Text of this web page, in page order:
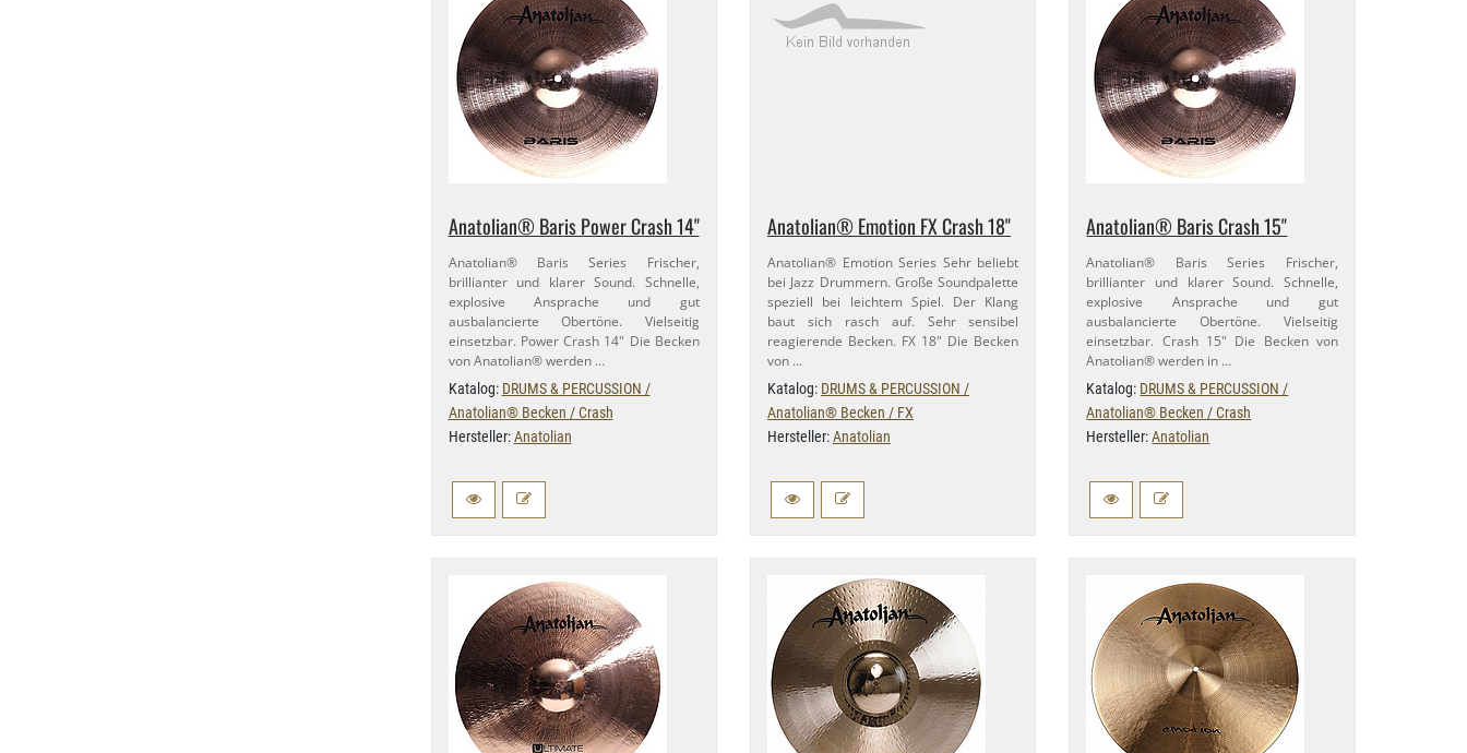
Anatolian® Baris Power Crash 14"
Anatolian® Baris Series Frischer,
brillianter und klarer Sound. Schnelle,
explosive Ansprache und gut
ausbalancierte Obertöne. Vielseitig
einsetzbar. Power Crash 14" Die Becken
von Anatolian® werden …
Katalog: DRUMS & PERCUSSION /
Anatolian® Becken / Crash
Hersteller:Anatolian
Anatolian® Emotion FX Crash 18"
Anatolian® Emotion Series Sehr beliebt
bei Jazz Drummern. Große Soundpalette
speziell bei leichtem Spiel. Der Klang
baut sich rasch auf. Sehr sensibel
reagierende Becken. FX 18" Die Becken
von …
Katalog: DRUMS & PERCUSSION /
Anatolian® Becken / FX
Hersteller:Anatolian
Anatolian® Baris Crash 15"
Anatolian® Baris Series Frischer,
brillianter und klarer Sound. Schnelle,
explosive Ansprache und gut
ausbalancierte Obertöne. Vielseitig
einsetzbar. Crash 15" Die Becken von
Anatolian® werden in …
Katalog: DRUMS & PERCUSSION /
Anatolian® Becken / Crash
Hersteller:Anatolian